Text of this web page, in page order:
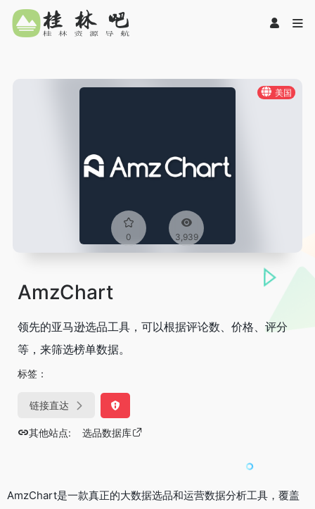
美国
0 3,939
AmzChart
领先的亚马逊选品工具，可以根据评论数、价格、评分
等，来筛选榜单数据。
标签：
链接直达
其他站点: 选品数据库
AmzChart是一款真正的大数据选品和运营数据分析工具，覆盖